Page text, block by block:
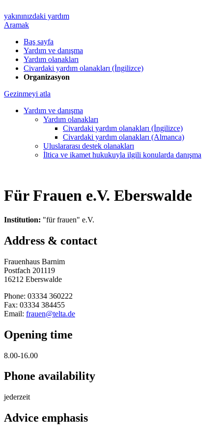
yakınınızdaki yardım
Aramak
Baş sayfa
Yardım ve danışma
Yardım olanakları
Civardaki yardım olanakları (İngilizce)
Organizasyon
Gezinmeyi atla
Yardım ve danışma
Yardım olanakları
Civardaki yardım olanakları (İngilizce)
Civardaki yardım olanakları (Almanca)
Uluslararası destek olanakları
İltica ve ikamet hukukuyla ilgili konularda danışma
Für Frauen e.V. Eberswalde
Institution: "für frauen" e.V.
Address & contact
Frauenhaus Barnim
Postfach 201119
16212 Eberswalde
Phone: 03334 360222
Fax: 03334 384455
Email: frauen@telta.de
Opening time
8.00-16.00
Phone availability
jederzeit
Advice emphasis